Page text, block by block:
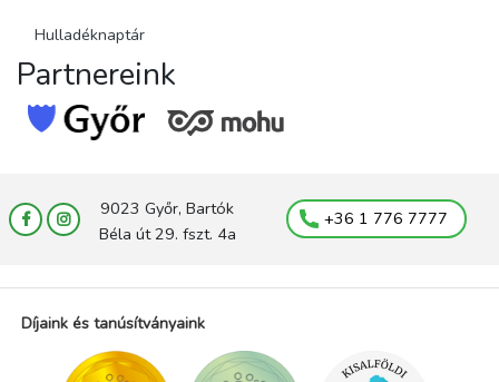
Hulladéknaptár
Partnereink
9023 Győr, Bartók
Béla út 29. fszt. 4a
+36 1 776 7777
Díjaink és tanúsítványaink